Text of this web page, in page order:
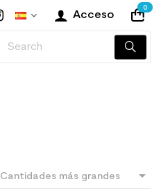
Acceso
0
Cantidades más grandes 